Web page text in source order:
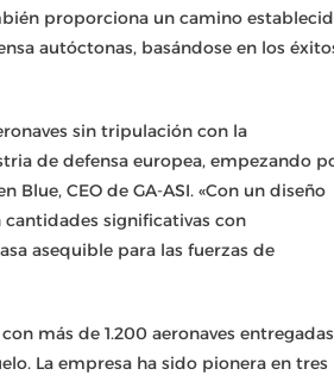
proporciona un camino
autóctonas, basándose en los
sin tripulación con la
de defensa europea, empezando
CEO de GA-ASI. «Con un diseño
cantidades significativas con
asequible para las fuerzas de
más de 1.200 aeronaves entregadas
La empresa ha sido pionera en tres